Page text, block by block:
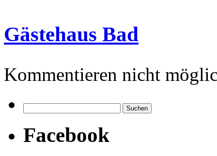
Gästehaus Bad
Kommentieren nicht
Facebook